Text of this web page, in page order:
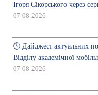
Ігоря Сікорського через
07-08-2026
🕔 Дайджест актуальних
Відділу академічної
07-08-2026